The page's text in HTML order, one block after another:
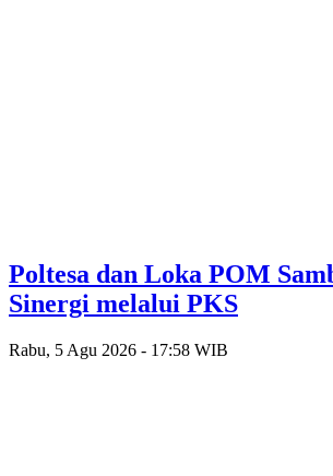
Poltesa dan Loka POM
Sinergi melalui PKS
Rabu, 5 Agu 2026 - 17:58 WIB